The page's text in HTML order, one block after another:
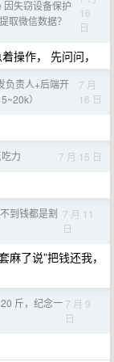
失窃设备保护
取微信数据？
16
日
操作， 先问问，
负责人+后端开
）
7 月
16 日
力 7 月 15 日
到钱都是割 7 月 11
日
了说”把钱还我，
斤，纪念一 7 月 9
日